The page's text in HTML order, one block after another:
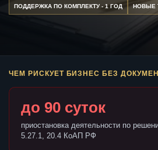
ПОДДЕРЖКА ПО КОМПЛЕКТУ - 1 ГОД НОВЫЕ
ЧЕМ РИСКУЕТ БИЗНЕС БЕЗ
до 90 суток
приостановка деятельности по
5.27.1, 20.4 КоАП РФ